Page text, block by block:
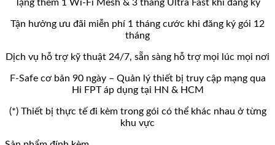
Tặng thêm 1 Wi-Fi Mesh & 3 tháng Ultra Fast khi đăng ký
Tận hưởng ưu đãi miễn phí 1 tháng cước khi đăng ký gói 12
tháng
Dịch vụ hỗ trợ kỹ thuật 24/7, sẵn sàng hỗ trợ mọi lúc mọi nơi
F-Safe cơ bản 90 ngày – Quản lý thiết bị truy cập mạng qua
Hi FPT áp dụng tại HN & HCM
(*) Thiết bị thực tế đi kèm trong gói có thể khác nhau ở từng
khu vực